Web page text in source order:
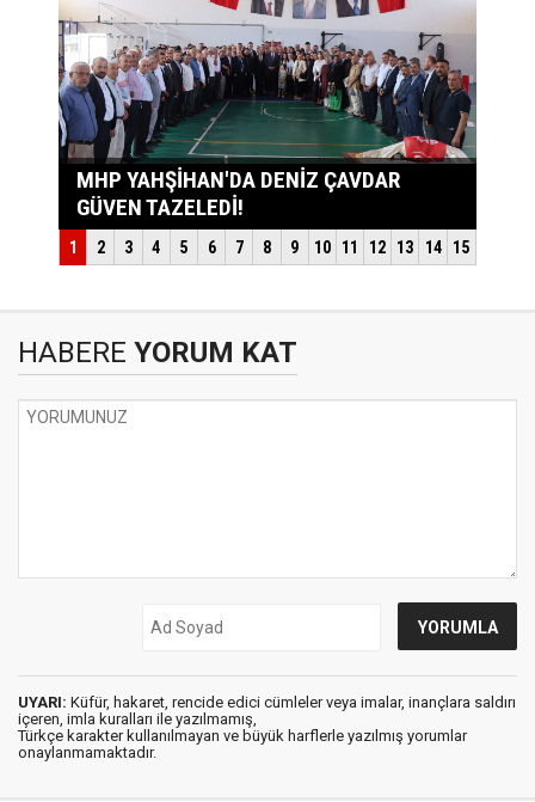
HABERE YORUM KAT
UYARI: Küfür, hakaret, rencide edici cümleler veya imalar, inançlara saldırı
içeren, imla kuralları ile yazılmamış,
Türkçe karakter kullanılmayan ve büyük harflerle yazılmış yorumlar
onaylanmamaktadır.